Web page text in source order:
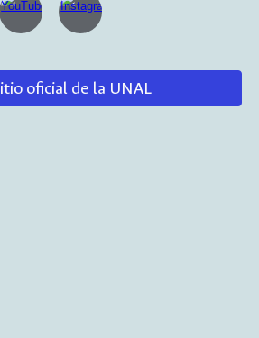
oficial de la UNAL